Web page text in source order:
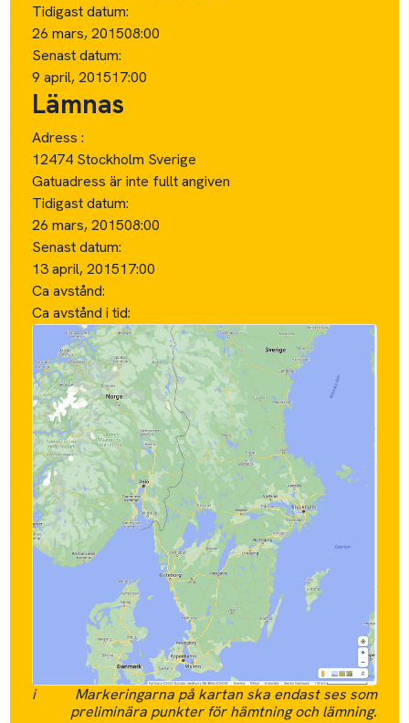
Tidigast datum:
26 mars, 201508:00
Senast datum:
9 april, 201517:00
Lämnas
Adress :
12474 Stockholm Sverige
Gatuadress är inte fullt angiven
Tidigast datum:
26 mars, 201508:00
Senast datum:
13 april, 201517:00
Ca avstånd:
Ca avstånd i tid:
i
Markeringarna på kartan ska endast ses som
preliminära punkter för hämtning och lämning.